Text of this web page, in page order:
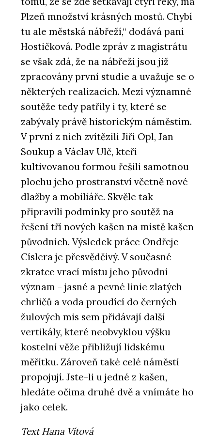
Plzeň množství krásných mostů. Chybí
tu ale městská nábřeží,“ dodává paní
Hostičková. Podle zpráv z magistrátu
se však zdá, že na nábřeží jsou již
zpracovány první studie a uvažuje se o
některých realizacích. Mezi významné
soutěže tedy patřily i ty, které se
zabývaly právě historickým náměstím.
V první z nich zvítězili Jiří Opl, Jan
Soukup a Václav Ulč, kteří
kultivovanou formou řešili samotnou
plochu jeho prostranství včetně nové
dlažby a mobiliáře. Skvěle tak
připravili podmínky pro soutěž na
řešení tří nových kašen na místě kašen
původních. Výsledek práce Ondřeje
Císlera je přesvědčivý. V současné
zkratce vrací místu jeho původní
význam - jasné a pevné linie zlatých
chrličů a voda proudící do černých
žulových mis sem přidávají další
vertikály, které neobvyklou výšku
kostelní věže přibližují lidskému
měřítku. Zároveň také celé náměstí
propojují. Jste-li u jedné z kašen,
hledáte očima druhé dvě a vnímáte ho
jako celek.
Text Hana Vítová